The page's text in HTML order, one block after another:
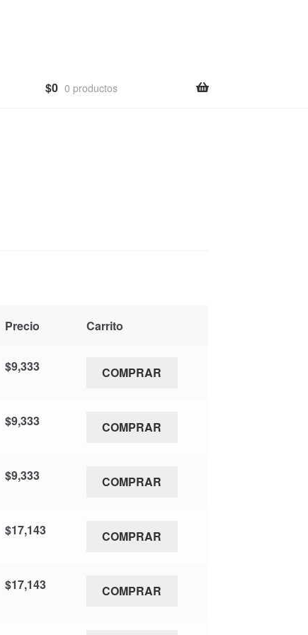
$0 0 productos
Precio Carrito
$9,333 COMPRAR
$9,333 COMPRAR
$9,333 COMPRAR
$17,143 COMPRAR
$17,143 COMPRAR